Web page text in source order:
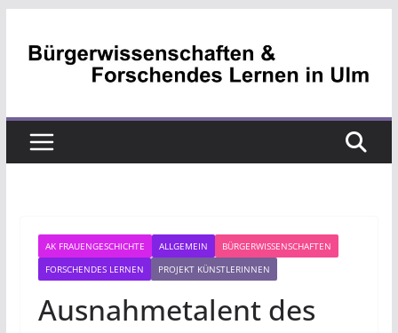
Inhalt
AK FRAUENGESCHICHTE ALLGEMEIN
BÜRGERWISSENSCHAFTEN
FORSCHENDES LERNEN
PROJEKT KÜNSTLERINNEN
Ausnahmetalent des